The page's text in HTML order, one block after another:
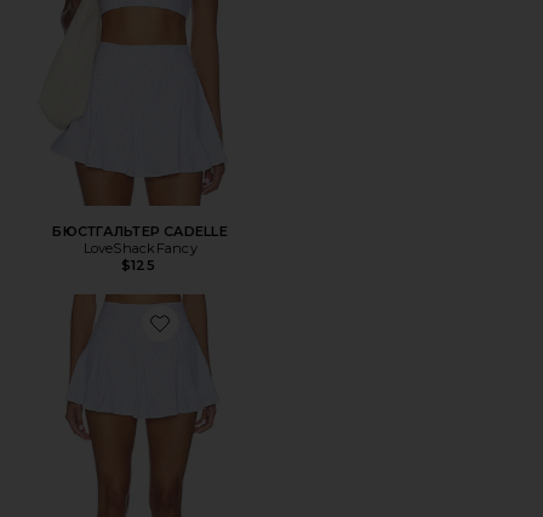
БЮСТГАЛЬТЕР CADELLE
LoveShackFancy
$125
Favorite ЮБКА HASNA